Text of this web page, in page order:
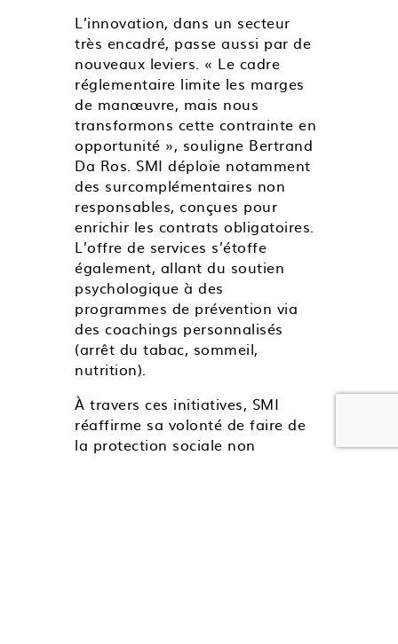
L’innovation, dans un secteur
très encadré, passe aussi par de
nouveaux leviers. « Le cadre
réglementaire limite les marges
de manœuvre, mais nous
transformons cette contrainte en
opportunité », souligne Bertrand
Da Ros. SMI déploie notamment
des surcomplémentaires non
responsables, conçues pour
enrichir les contrats obligatoires.
L’offre de services s’étoffe
également, allant du soutien
psychologique à des
programmes de prévention via
des coachings personnalisés
(arrêt du tabac, sommeil,
nutrition).
À travers ces initiatives, SMI
réaffirme sa volonté de faire de
la protection sociale non